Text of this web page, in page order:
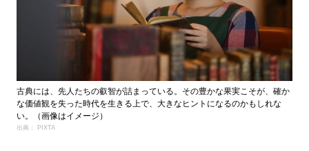
古典には、先人たちの叡智が詰まっている。その豊かな果実こそが、確か
な価値観を失った時代を生きる上で、大きなヒントになるのかもしれな
い。（画像はイメージ）
出典： PIXTA